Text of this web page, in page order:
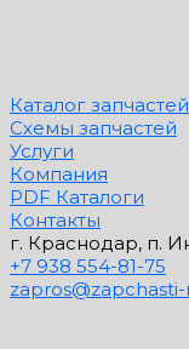
Каталог запчастей
Схемы запчастей
Услуги
Компания
PDF Каталоги
Контакты
г. Краснодар, п.
+7 938 554-81-75